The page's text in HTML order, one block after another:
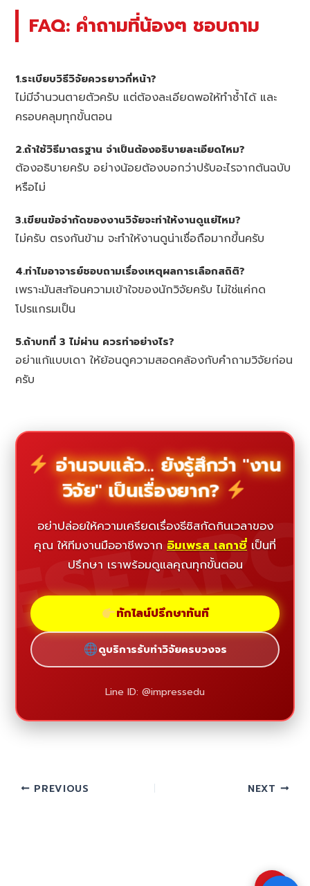
FAQ: คำถามที่น้องๆ ชอบถาม
1.ระเบียบวิธีวิจัยควรยาวกี่หน้า?
ไม่มีจำนวนตายตัวครับ แต่ต้องละเอียดพอให้ทำซ้ำได้ และ
ครอบคลุมทุกขั้นตอน
2.ถ้าใช้วิธีมาตรฐาน จำเป็นต้องอธิบายละเอียดไหม?
ต้องอธิบายครับ อย่างน้อยต้องบอกว่าปรับอะไรจากต้นฉบับ
หรือไม่
3.เขียนข้อจำกัดของงานวิจัยจะทำให้งานดูแย่ไหม?
ไม่ครับ ตรงกันข้าม จะทำให้งานดูน่าเชื่อถือมากขึ้นครับ
4.ทำไมอาจารย์ชอบถามเรื่องเหตุผลการเลือกสถิติ?
เพราะมันสะท้อนความเข้าใจของนักวิจัยครับ ไม่ใช่แค่กด
โปรแกรมเป็น
5.ถ้าบทที่ 3 ไม่ผ่าน ควรทำอย่างไร?
อย่าแก้แบบเดา ให้ย้อนดูความสอดคล้องกับคำถามวิจัยก่อน
ครับ
อ่านจบแล้ว... ยังรู้สึกว่า "งาน
วิจัย" เป็นเรื่องยาก?
อย่าปล่อยให้ความเครียดเรื่องธีซิสกัดกินเวลาของ
คุณ ให้ทีมงานมืออาชีพจาก อิมเพรส เลกาซี่ เป็นที่
ปรึกษา เราพร้อมดูแลคุณทุกขั้นตอน
ทักไลน์ปรึกษาทันที
ดูบริการรับทำวิจัยครบวงจร
Line ID: @impressedu
PREVIOUS NEXT